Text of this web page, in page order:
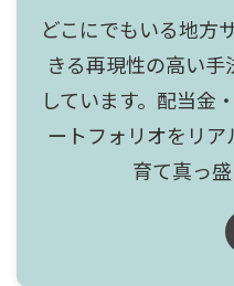
どこにでもいる地方
きる再現性の高い
しています。配当金
ートフォリオをリ
育て真っ